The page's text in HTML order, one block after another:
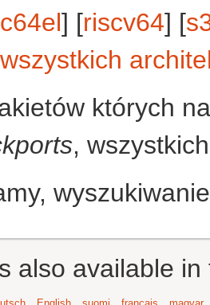
] [riscv64] [
wszystkich
których
,
also available